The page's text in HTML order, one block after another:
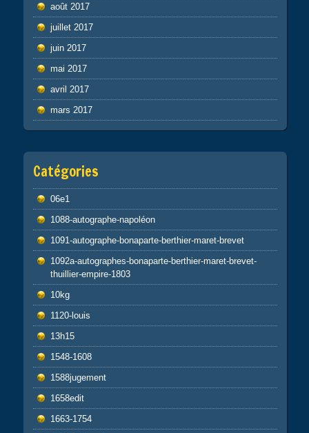
août 2017
juillet 2017
juin 2017
mai 2017
avril 2017
mars 2017
Catégories
06e1
1088-autographe-napoléon
1091-autographe-bonaparte-berthier-maret-brevet
1092a-autographes-bonaparte-berthier-maret-brevet-
thuillier-empire-1803
10kg
1120-louis
13h15
1548-1608
1588jugement
1658edit
1663-1754